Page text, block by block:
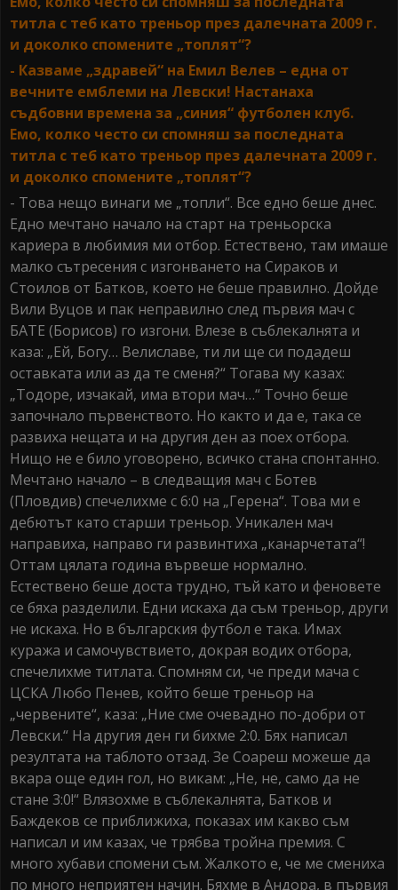
титла с теб като треньор през далечната 2009 г.
и доколко спомените „топлят“?
- Казваме „здравей“ на Емил Велев – една от
вечните емблеми на Левски! Настанаха
съдбовни времена за „синия“ футболен клуб.
Емо, колко често си спомняш за последната
титла с теб като треньор през далечната 2009 г.
и доколко спомените „топлят“?
- Това нещо винаги ме „топли“. Все едно беше днес.
Едно мечтано начало на старт на треньорска
кариера в любимия ми отбор. Естествено, там имаше
малко сътресения с изгонването на Сираков и
Стоилов от Батков, което не беше правилно. Дойде
Вили Вуцов и пак неправилно след първия мач с
БАТЕ (Борисов) го изгони. Влезе в съблекалнята и
каза: „Ей, Богу… Велиславе, ти ли ще си подадеш
оставката или аз да те сменя?“ Тогава му казах:
„Тодоре, изчакай, има втори мач…“ Точно беше
започнало първенството. Но както и да е, така се
развиха нещата и на другия ден аз поех отбора.
Нищо не е било уговорено, всичко стана спонтанно.
Мечтано начало – в следващия мач с Ботев
(Пловдив) спечелихме с 6:0 на „Герена“. Това ми е
дебютът като старши треньор. Уникален мач
направиха, направо ги развинтиха „канарчетата“!
Оттам цялата година вървеше нормално.
Естествено беше доста трудно, тъй като и феновете
се бяха разделили. Едни искаха да съм треньор, други
не искаха. Но в българския футбол е така. Имах
куража и самочувствието, докрая водих отбора,
спечелихме титлата. Спомням си, че преди мача с
ЦСКА Любо Пенев, който беше треньор на
„червените“, каза: „Ние сме очевадно по-добри от
Левски.“ На другия ден ги бихме 2:0. Бях написал
резултата на таблото отзад. Зе Соареш можеше да
вкара още един гол, но викам: „Не, не, само да не
стане 3:0!“ Влязохме в съблекалнята, Батков и
Баждеков се приближиха, показах им какво съм
написал и им казах, че трябва тройна премия. С
много хубави спомени съм. Жалкото е, че ме смениха
по много неприятен начин. Бяхме в Андора, в първия